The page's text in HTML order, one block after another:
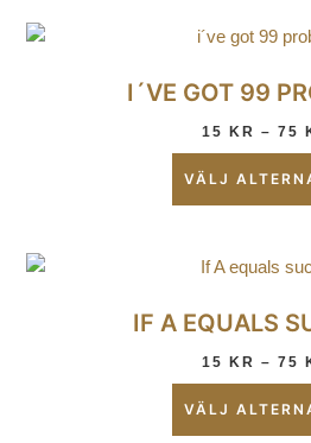
I´VE GOT 99
15 KR – 75
VÄLJ
IF A EQUALS
15 KR – 75
VÄLJ